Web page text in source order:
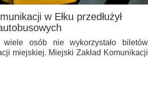
w Ełku przedłużył
osób nie wykorzystało biletów
miejskiej. Miejski Zakład Komunikacji